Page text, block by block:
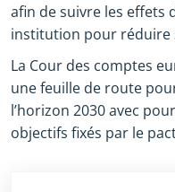
afin de suivre les effets
institution pour réduire
La Cour des comptes
une feuille de route
l’horizon 2030 avec
objectifs fixés par le